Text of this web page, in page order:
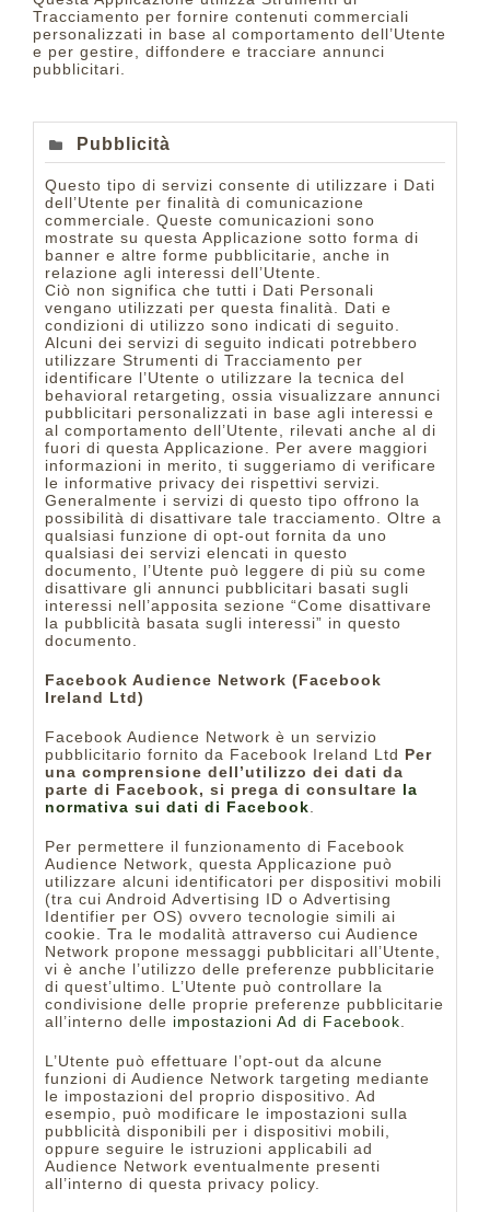
Tracciamento per fornire contenuti commerciali
personalizzati in base al comportamento dell’Utente
e per gestire, diffondere e tracciare annunci
pubblicitari.
Pubblicità
Questo tipo di servizi consente di utilizzare i Dati
dell’Utente per finalità di comunicazione
commerciale. Queste comunicazioni sono
mostrate su questa Applicazione sotto forma di
banner e altre forme pubblicitarie, anche in
relazione agli interessi dell’Utente.
Ciò non significa che tutti i Dati Personali
vengano utilizzati per questa finalità. Dati e
condizioni di utilizzo sono indicati di seguito.
Alcuni dei servizi di seguito indicati potrebbero
utilizzare Strumenti di Tracciamento per
identificare l’Utente o utilizzare la tecnica del
behavioral retargeting, ossia visualizzare annunci
pubblicitari personalizzati in base agli interessi e
al comportamento dell’Utente, rilevati anche al di
fuori di questa Applicazione. Per avere maggiori
informazioni in merito, ti suggeriamo di verificare
le informative privacy dei rispettivi servizi.
Generalmente i servizi di questo tipo offrono la
possibilità di disattivare tale tracciamento. Oltre a
qualsiasi funzione di opt-out fornita da uno
qualsiasi dei servizi elencati in questo
documento, l’Utente può leggere di più su come
disattivare gli annunci pubblicitari basati sugli
interessi nell’apposita sezione “Come disattivare
la pubblicità basata sugli interessi” in questo
documento.
Facebook Audience Network (Facebook
Ireland Ltd)
Facebook Audience Network è un servizio
pubblicitario fornito da Facebook Ireland Ltd Per
una comprensione dell’utilizzo dei dati da
parte di Facebook, si prega di consultare la
normativa sui dati di Facebook
Per permettere il funzionamento di Facebook
Audience Network, questa Applicazione può
utilizzare alcuni identificatori per dispositivi mobili
(tra cui Android Advertising ID o Advertising
Identifier per OS) ovvero tecnologie simili ai
cookie. Tra le modalità attraverso cui Audience
Network propone messaggi pubblicitari all’Utente,
vi è anche l’utilizzo delle preferenze pubblicitarie
di quest’ultimo. L’Utente può controllare la
condivisione delle proprie preferenze pubblicitarie
all’interno delle impostazioni Ad di Facebook
L’Utente può effettuare l’opt-out da alcune
funzioni di Audience Network targeting mediante
le impostazioni del proprio dispositivo. Ad
esempio, può modificare le impostazioni sulla
pubblicità disponibili per i dispositivi mobili,
oppure seguire le istruzioni applicabili ad
Audience Network eventualmente presenti
all’interno di questa privacy policy.